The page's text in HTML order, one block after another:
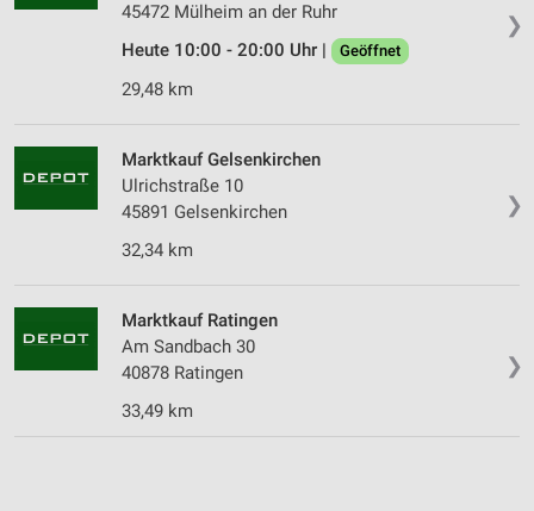
❯
45472 Mülheim an der Ruhr
Heute 10:00 - 20:00 Uhr |
Geöffnet
29,48 km
❯
Marktkauf Gelsenkirchen
Ulrichstraße 10
45891 Gelsenkirchen
32,34 km
❯
Marktkauf Ratingen
Am Sandbach 30
40878 Ratingen
33,49 km